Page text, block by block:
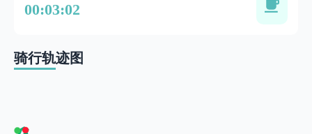
00:03:02
骑行轨迹图